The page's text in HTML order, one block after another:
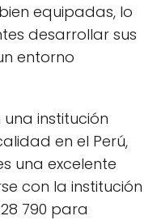
equipadas, lo
desarrollar sus
entorno
institución
en el Perú,
es una excelente
con la institución
790 para